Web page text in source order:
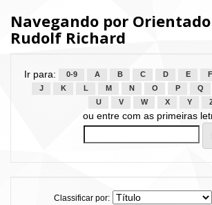
Navegando por
Rudolf Richard
Ir para: 0-9 A B C D E F
J
K L M N O P Q
U
V W X Y
ou entre com as primeiras
Classificar por: